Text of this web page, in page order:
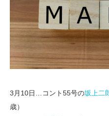
3月10日…コント55号の坂上二
歳）